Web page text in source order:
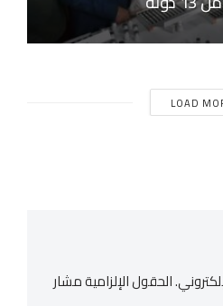
LOAD
الحقول الإلزامية مشار